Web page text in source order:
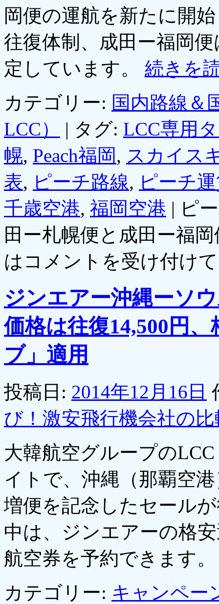
岡便の運航を新たに開
往復体制、成田ー福岡
定しています。 続きを
カテゴリー: 国内路線＆
LCC）
| タグ: LCC専用
幌, Peach福岡, スカイス
表, ピーチ路線, ピーチ
千歳空港, 福岡空港 | ピ
田ー札幌便と成田ー福
は コメントを受け付け
ジンエアー沖縄ーソ
価格は往復14,500円
ブ」適用
投稿日: 2014年12月16日
び！激安飛行機会社の
大韓航空グループの
イトで、沖縄（那覇空
増便を記念したセール
中は、ジンエアーの格
航空券を予約できます
カテゴリー: キャンペー